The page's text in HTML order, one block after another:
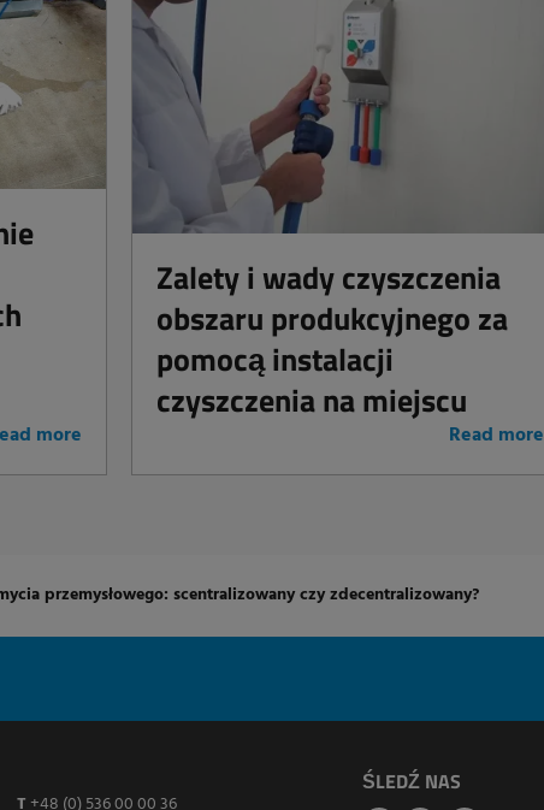
more
Zalety i wady czyszczenia
obszaru produkcyjnego za
pomocą instalacji
czyszczenia na miejscu
Read more
przemysłowego: scentralizowany czy zdecentralizowany?
ŚLEDŹ NAS